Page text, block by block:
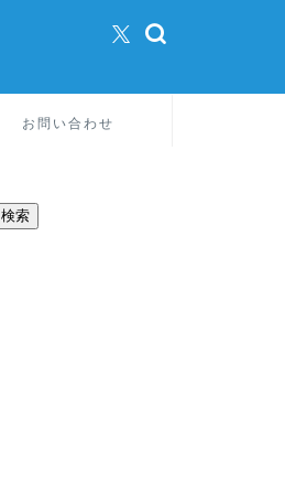
お問い合わせ
検索